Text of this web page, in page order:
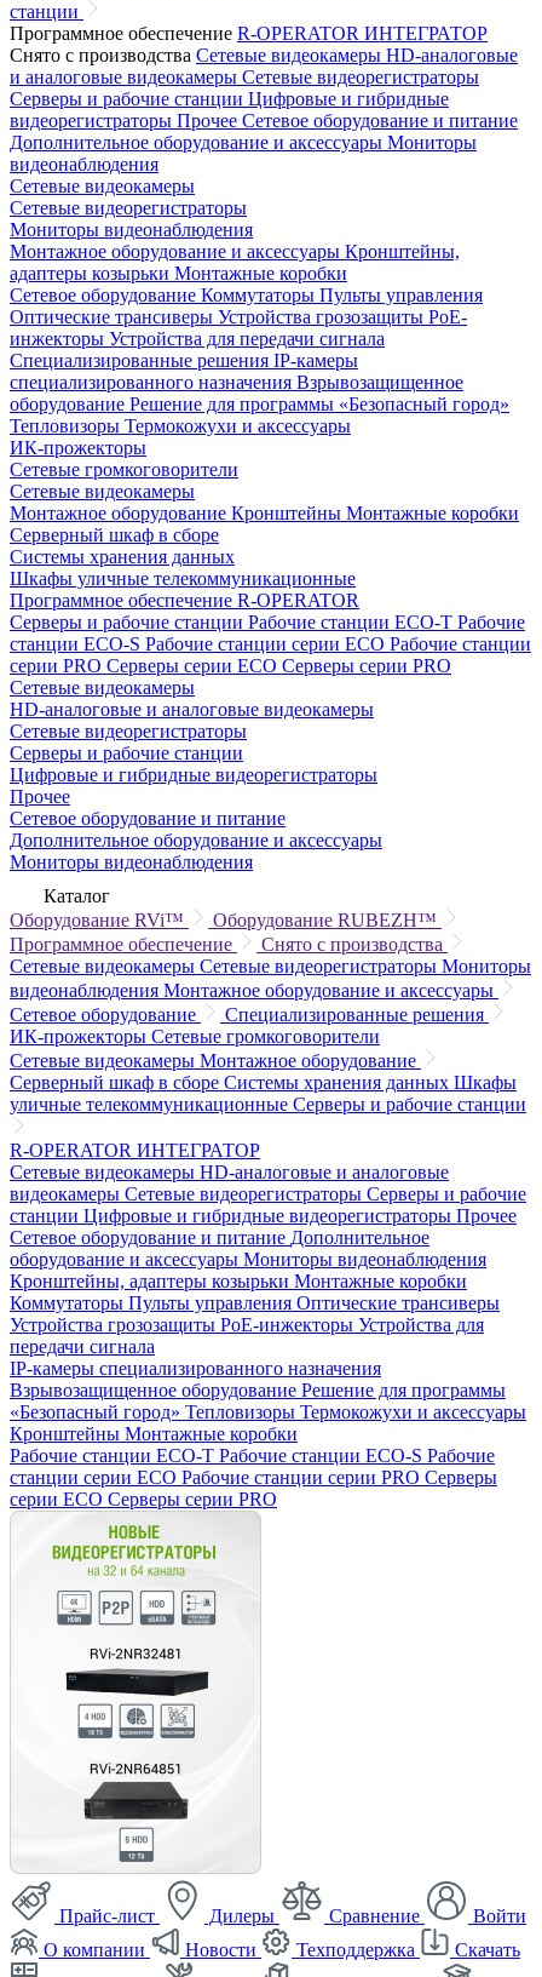
станции
Программное обеспечение R-OPERATOR ИНТЕГРАТОР
Снято с производства Сетевые видеокамеры HD-аналоговые
и аналоговые видеокамеры Сетевые видеорегистраторы
Серверы и рабочие станции Цифровые и гибридные
видеорегистраторы Прочее Сетевое оборудование и питание
Дополнительное оборудование и аксессуары Мониторы
видеонаблюдения
Сетевые видеокамеры
Сетевые видеорегистраторы
Мониторы видеонаблюдения
Монтажное оборудование и аксессуары Кронштейны,
адаптеры козырьки Монтажные коробки
Сетевое оборудование Коммутаторы Пульты управления
Оптические трансиверы Устройства грозозащиты PoE-
инжекторы Устройства для передачи сигнала
Специализированные решения IP-камеры
специализированного назначения Взрывозащищенное
оборудование Решение для программы «Безопасный город»
Тепловизоры Термокожухи и аксессуары
ИК-прожекторы
Сетевые громкоговорители
Сетевые видеокамеры
Монтажное оборудование Кронштейны Монтажные коробки
Серверный шкаф в сборе
Системы хранения данных
Шкафы уличные телекоммуникационные
Программное обеспечение R-OPERATOR
Серверы и рабочие станции Рабочие станции ECO-T Рабочие
станции ECO-S Рабочие станции серии ECO Рабочие станции
серии PRO Серверы серии ECO Серверы серии PRO
Сетевые видеокамеры
HD-аналоговые и аналоговые видеокамеры
Сетевые видеорегистраторы
Серверы и рабочие станции
Цифровые и гибридные видеорегистраторы
Прочее
Сетевое оборудование и питание
Дополнительное оборудование и аксессуары
Мониторы видеонаблюдения
Каталог
Оборудование RVi™
Оборудование RUBEZH™
Программное обеспечение
Снято с производства
Сетевые видеокамеры Сетевые видеорегистраторы Мониторы
видеонаблюдения Монтажное оборудование и аксессуары
Сетевое оборудование
Специализированные решения
ИК-прожекторы Сетевые громкоговорители
Сетевые видеокамеры Монтажное оборудование
Серверный шкаф в сборе Системы хранения данных Шкафы
уличные телекоммуникационные Серверы и рабочие станции
R-OPERATOR ИНТЕГРАТОР
Сетевые видеокамеры HD-аналоговые и аналоговые
видеокамеры Сетевые видеорегистраторы Серверы и рабочие
станции Цифровые и гибридные видеорегистраторы Прочее
Сетевое оборудование и питание Дополнительное
оборудование и аксессуары Мониторы видеонаблюдения
Кронштейны, адаптеры козырьки Монтажные коробки
Коммутаторы Пульты управления Оптические трансиверы
Устройства грозозащиты PoE-инжекторы Устройства для
передачи сигнала
IP-камеры специализированного назначения
Взрывозащищенное оборудование Решение для программы
«Безопасный город» Тепловизоры Термокожухи и аксессуары
Кронштейны Монтажные коробки
Рабочие станции ECO-T Рабочие станции ECO-S Рабочие
станции серии ECO Рабочие станции серии PRO Серверы
серии ECO Серверы серии PRO
Прайс-лист Дилеры Сравнение
Войти
О компании
Новости Техподдержка
Скачать